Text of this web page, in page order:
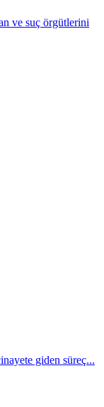
ve suç örgütlerini
giden süreç...